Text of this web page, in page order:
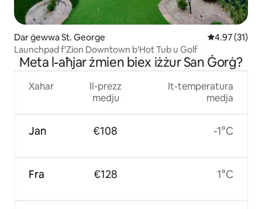
Dar ġewwa St. George Rating
4.97 (31)
Launchpad f'Zion Downtown b'Hot Tub u Golf
Meta l-aħjar żmien biex iżżur San Ġorġ?
Xahar
Jan
Fra
Il-prezz
medju
€108
€128
It-temperatura
medja
-1°C
1°C